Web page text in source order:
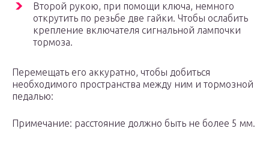
Второй рукою, при помощи ключа, немного
открутить по резьбе две гайки. Чтобы ослабить
крепление включателя сигнальной лампочки
тормоза.
Перемещать его аккуратно, чтобы добиться
необходимого пространства между ним и тормозной
педалью:
Примечание: расстояние должно быть не более 5 мм.